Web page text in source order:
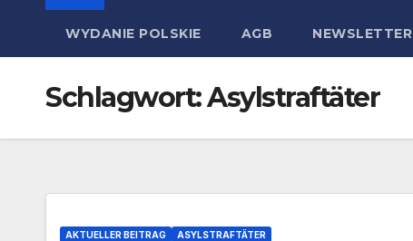
WYDANIE POLSKIE AGB NEWSLETTER
Schlagwort:Asylstraftäter
AKTUELLER BEITRAG ASYLSTRAFTÄTER